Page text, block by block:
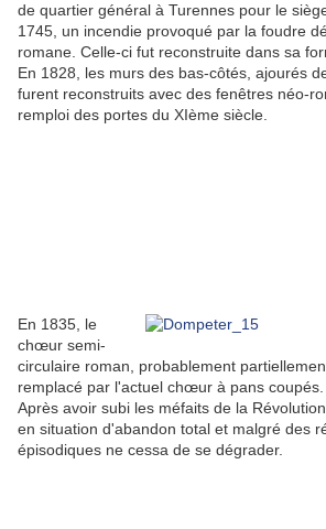
de quartier général à Turennes pour le
1745, un incendie provoqué par la foudre
romane. Celle-ci fut reconstruite dans sa
En 1828, les murs des bas-côtés, ajourés
furent reconstruits avec des fenêtres néo-
remploi des portes du XIème siècle.
En 1835, le
chœur semi-
circulaire roman, probablement
remplacé par l'actuel chœur à pans coupés.
Après avoir subi les méfaits de la
en situation d'abandon total et malgré des
épisodiques ne cessa de se dégrader.